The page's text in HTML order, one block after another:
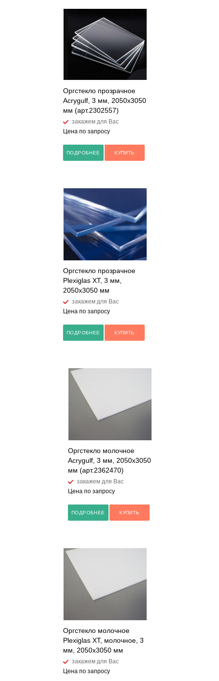
Оргстекло прозрачное
Acrygulf, 3 мм, 2050х3050
мм (арт.2302557)
закажем для Вас
Цена по запросу
ПОДРОБНЕЕ КУПИТЬ
Оргстекло прозрачное
Plexiglas XT, 3 мм,
2050х3050 мм
закажем для Вас
Цена по запросу
ПОДРОБНЕЕ КУПИТЬ
Оргстекло молочное
Acrygulf, 3 мм, 2050х3050
мм (арт.2362470)
закажем для Вас
Цена по запросу
ПОДРОБНЕЕ КУПИТЬ
Оргстекло молочное
Plexiglas XT, молочное, 3
мм, 2050х3050 мм
закажем для Вас
Цена по запросу